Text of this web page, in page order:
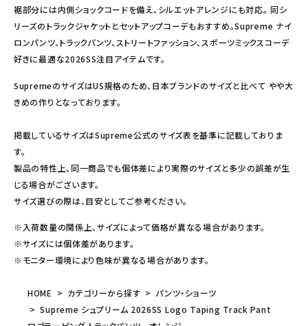
裾部分には内側ショックコードを備え、シルエットアレンジにも対応。 同シ
リーズのトラックジャケットとセットアップコーデもおすすめ。Supreme ナイ
ロンパンツ、トラックパンツ、ストリートファッション、スポーツミックスコーデ
好きに最適な2026SS注目アイテムです。
SupremeのサイズはUS規格のため、日本ブランドのサイズと比べて やや大
きめの作りとなっております。
掲載しているサイズはSupreme公式のサイズ表を基準に記載しておりま
す。
製品の特性上、同一商品でも個体差により実際のサイズと多少の誤差が生
じる場合がございます。
サイズ選びの際は、目安としてご参考ください。
※入荷数量の関係上、サイズによって価格が異なる場合があります。
※サイズには個体差があります。
※モニター環境により色味が異なる場合があります。
HOME カテゴリーから探す
パンツ・ショーツ
Supreme シュプリーム 2026SS Logo Taping Track Pant